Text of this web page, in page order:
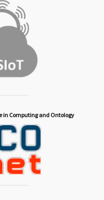
in Computing and Ontology